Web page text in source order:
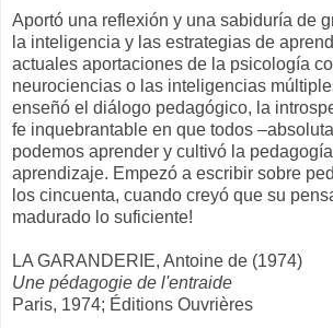
Aportó una reflexión y una sabiduría de
la inteligencia y las estrategias de
actuales aportaciones de la psicología
neurociencias o las inteligencias
enseñó el diálogo pedagógico, la
fe inquebrantable en que todos
podemos aprender y cultivó la
aprendizaje. Empezó a escribir sobre
los cincuenta, cuando creyó que su
madurado lo suficiente!
LA GARANDERIE, Antoine de (1974)
Une pédagogie de l'entraide
Paris, 1974; Éditions Ouvrières